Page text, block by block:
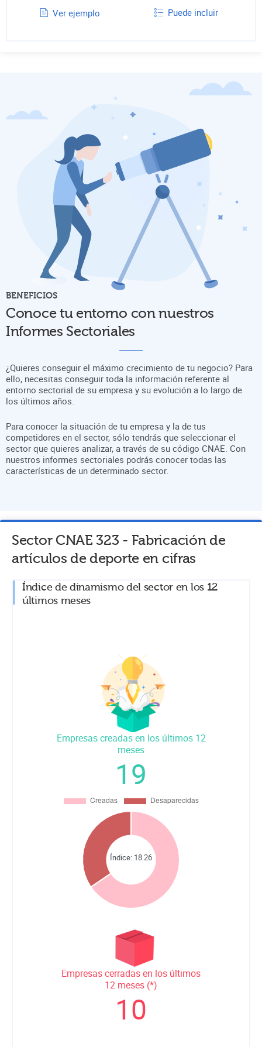
Ver ejemplo Puede incluir
BENEFICIOS
Conoce tu entorno con nuestros
Informes Sectoriales
¿Quieres conseguir el máximo crecimiento de tu negocio? Para
ello, necesitas conseguir toda la información referente al
entorno sectorial de su empresa y su evolución a lo largo de
los últimos años.
Para conocer la situación de tu empresa y la de tus
competidores en el sector, sólo tendrás que seleccionar el
sector que quieres analizar, a través de su código CNAE. Con
nuestros informes sectoriales podrás conocer todas las
características de un determinado sector.
Sector CNAE323 - Fabricación de
artículos de deporte en cifras
Índice de dinamismo del sector en los 12
últimos meses
Empresas creadas en los últimos 12
meses
19
Índice: 18.26
Empresas cerradas en los últimos
12 meses (*)
10